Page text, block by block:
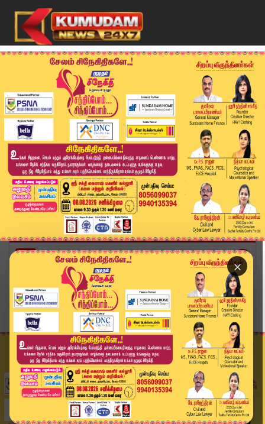
×
Home
வீடியோ ஸ்டோரி
சென்னையில் இருந்து செல்ல வேண்டிய விமானம் ரத்து....